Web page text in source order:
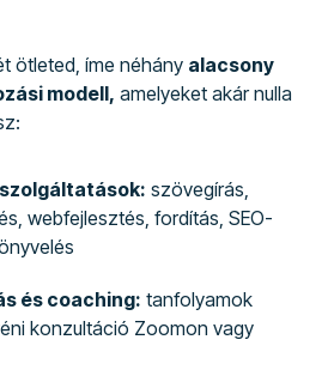
ötleted, íme néhány alacsony
modell, amelyeket akár nulla
szövegírás,
webfejlesztés, fordítás, SEO-
és coaching: tanfolyamok
konzultáció Zoomon vagy